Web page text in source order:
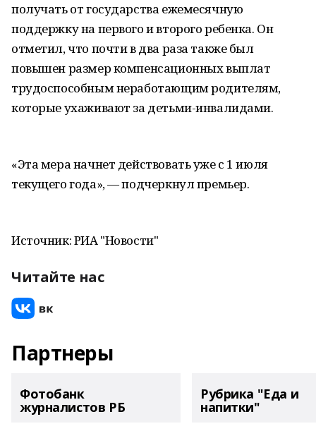
получать от государства ежемесячную
поддержку на первого и второго ребенка. Он
отметил, что почти в два раза также был
повышен размер компенсационных выплат
трудоспособным неработающим родителям,
которые ухаживают за детьми-инвалидами.
«Эта мера начнет действовать уже с 1 июля
текущего года», — подчеркнул премьер.
Источник: РИА "Новости"
Читайте нас
Партнеры
Фотобанк
журналистов РБ
Рубрика "Еда и
напитки"